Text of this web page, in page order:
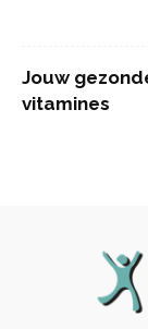
Jouw
vitamines